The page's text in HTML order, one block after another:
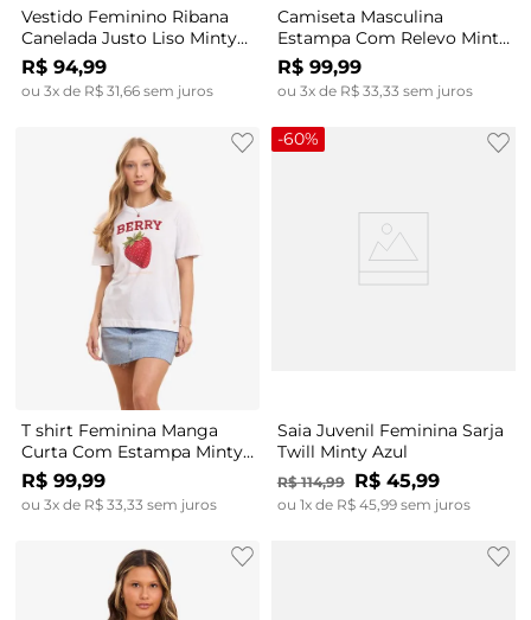
Vestido Feminino Ribana
Canelada Justo Liso Minty
Bege
R$ 94,99
ou 3x de R$ 31,66sem juros
Camiseta Masculina
Estampa Com Relevo Minty
Preto
R$ 99,99
ou 3x de R$ 33,33 sem juros
T shirt Feminina Manga
Curta Com Estampa Minty
Branco
R$ 99,99
ou 3x de R$ 33,33 sem juros
-60%
Saia Juvenil Feminina Sarja
Twill Minty Azul
R$ 114,99 R$ 45,99
ou 1x de R$ 45,99sem juros